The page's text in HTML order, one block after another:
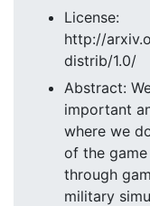
License:
http://
distrib/1.0/
Abstract:
important
where we
of the
through
military